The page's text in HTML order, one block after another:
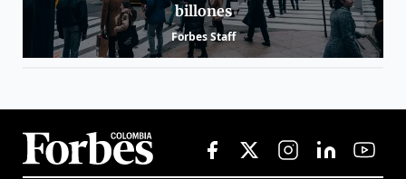
billones
Forbes Staff